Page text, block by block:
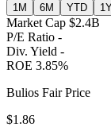
1M 6M YTD
Market Cap $2.4B
P/E Ratio -
Div. Yield -
ROE 3.85%
Bulios Fair Price
$1.86